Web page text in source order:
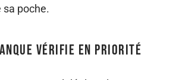
sa poche.
vérifie en priorité